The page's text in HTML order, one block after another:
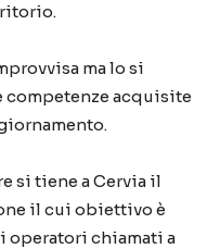
ma lo si
competenze acquisite
si tiene a Cervia il
il cui obiettivo è
operatori chiamati a